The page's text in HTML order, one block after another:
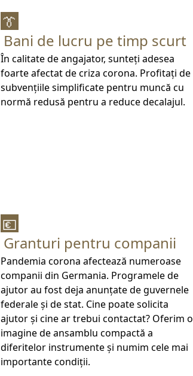
👔
Bani de lucru pe timp scurt
În calitate de angajator, sunteți adesea
foarte afectat de criza corona. Profitați de
subvențiile simplificate pentru muncă cu
normă redusă pentru a reduce decalajul.
💶
Granturi pentru companii
Pandemia corona afectează numeroase
companii din Germania. Programele de
ajutor au fost deja anunțate de guvernele
federale și de stat. Cine poate solicita
ajutor și cine ar trebui contactat? Oferim o
imagine de ansamblu compactă a
diferitelor instrumente și numim cele mai
importante condiții.